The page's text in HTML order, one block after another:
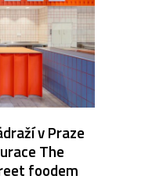
v Praze
The
foodem